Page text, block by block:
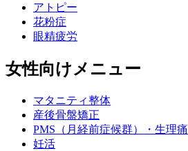
アトピー
花粉症
眼精疲労
女性向けメニュー
マタニティ整体
産後骨盤矯正
PMS（月経前症候群）・生理痛
妊活